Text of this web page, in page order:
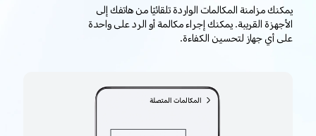
يمكنك مزامنة المكالمات الواردة تلقائيًا من هاتفك إلى
الأجهزة القريبة. يمكنك إجراء مكالمة أو الرد على واحدة
على أي جهاز لتحسين الكفاءة.